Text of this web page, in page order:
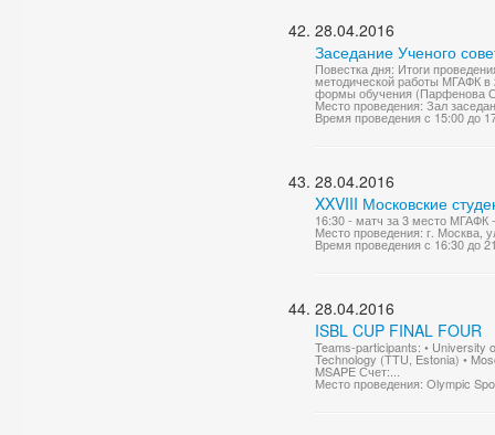
28.04.2016
Заседание Ученого
Повестка дня: Итоги
методической работы МГАФК в
формы обучения (Парфенова
Место проведения: Зал
Время проведения с 15:00 до
28.04.2016
XXVIII Московские
16:30 - матч за 3 место
Место проведения: г. Москва,
Время проведения с 16:30 до
28.04.2016
ISBL CUP FINAL FOUR
Teams-participants: • University
Technology (TTU, Estonia) •
MSAPE Счет:...
Место проведения: Olympic